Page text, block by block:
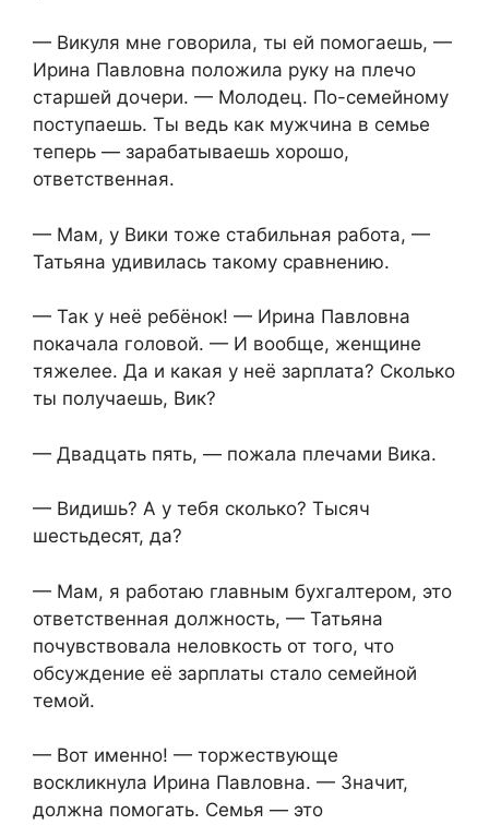
— Викуля мне говорила, ты ей помогаешь, —
Ирина Павловна положила руку на плечо
старшей дочери. — Молодец. По-семейному
поступаешь. Ты ведь как мужчина в семье
теперь — зарабатываешь хорошо,
ответственная.
— Мам, у Вики тоже стабильная работа, —
Татьяна удивилась такому сравнению.
— Так у неё ребёнок! — Ирина Павловна
покачала головой. — И вообще, женщине
тяжелее. Да и какая у неё зарплата? Сколько
ты получаешь, Вик?
— Двадцать пять, — пожала плечами Вика.
— Видишь? А у тебя сколько? Тысяч
шестьдесят, да?
— Мам, я работаю главным бухгалтером, это
ответственная должность, — Татьяна
почувствовала неловкость от того, что
обсуждение её зарплаты стало семейной
темой.
— Вот именно! — торжествующе
воскликнула Ирина Павловна. — Значит,
должна помогать. Семья — это